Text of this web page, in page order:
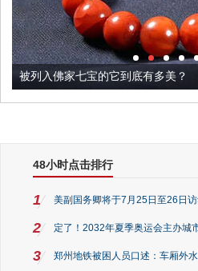
被列入佛家七宝的它到底有多美？
48小时点击排行
1 美副国务卿将于7月25日至26日
2 定了！2032年夏季奥运会主办城
3 郑州地铁被困人员口述：车厢外